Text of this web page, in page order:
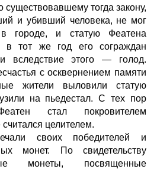
существовавшему тогда закону,
и убивший человека, не мог
городе, и статую Феатена
тот же год его сограждан
вследствие этого — голод.
с осквернением памяти
жители выловили статую
на пьедестал. С тех пор
стал покровителем
целителем.
своих победителей и
монет. По свидетельству
монеты, посвященные